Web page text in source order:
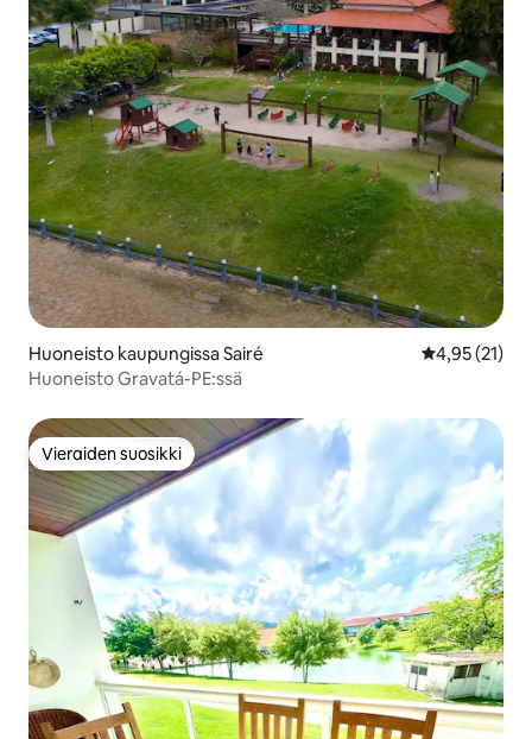
Huoneisto kaupungissa Sairé
4,95 (21)
Huoneisto Gravatá-PE:ssä
Vieraiden suosikki
Vieraiden suosikki